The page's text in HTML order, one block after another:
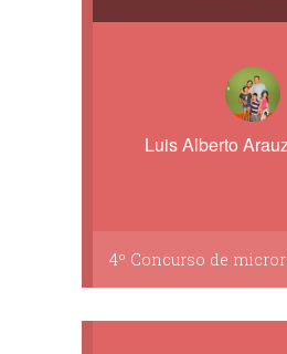
Luis Alberto
4º Concurso de